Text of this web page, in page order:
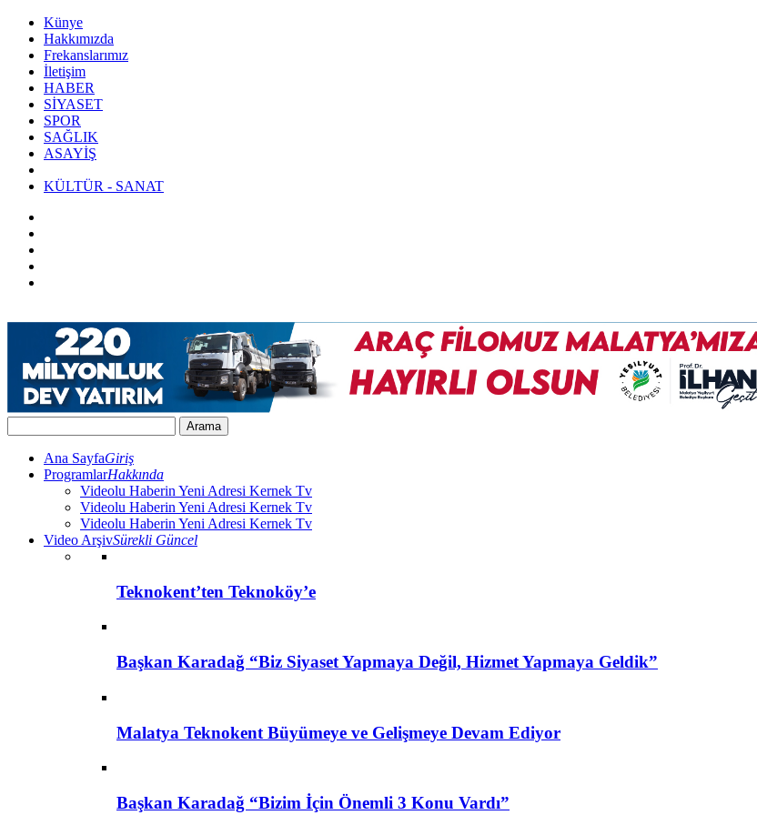
Künye
Hakkımızda
Frekanslarımız
İletişim
HABER
SİYASET
SPOR
SAĞLIK
ASAYİŞ
KÜLTÜR - SANAT
Ana SayfaGiriş
ProgramlarHakkında
Videolu Haberin Yeni Adresi Kernek Tv
Videolu Haberin Yeni Adresi Kernek Tv
Videolu Haberin Yeni Adresi Kernek Tv
Video ArşivSürekli Güncel
Teknokent’ten Teknoköy’e
Başkan Karadağ “Biz Siyaset Yapmaya Değil, Hizmet Yapmaya Geldik”
Malatya Teknokent Büyümeye ve Gelişmeye Devam Ediyor
Başkan Karadağ “Bizim İçin Önemli 3 Konu Vardı”